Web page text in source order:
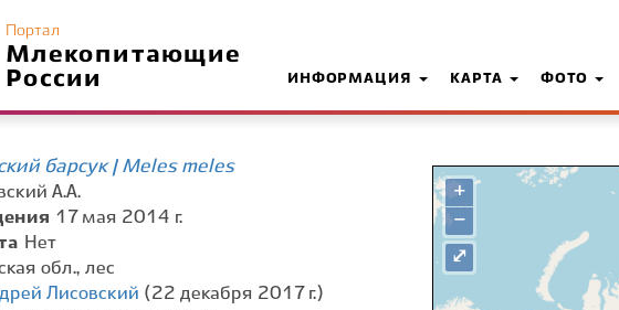
Портал
Млекопитающие
России
ИНФОРМАЦИЯ КАРТА ФОТО
барсук | Meles meles
А.А.
17 мая 2014 г.
Нет
обл., лес
Лисовский (22 декабря 2017 г.)
+
−
⤢